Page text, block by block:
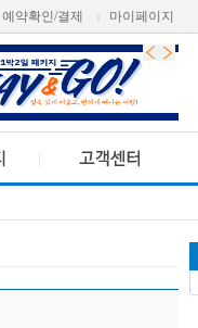
예약확인/결제
마이페이지